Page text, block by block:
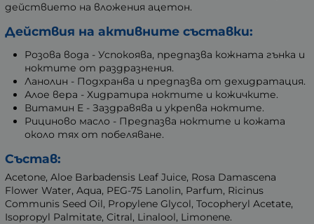
действието на вложения ацетон.
Действия на активните съставки:
Розова вода - Успокоява, предпазва кожната гънка и
ноктите от раздразнения.
Ланолин - Подхранва и предпазва от дехидратация.
Алое вера - Хидратира ноктите и кожичките.
Витамин E - Заздравява и укрепва ноктите.
Рициново масло - Предпазва ноктите и кожата
около тях от побеляване.
Състав:
Acetone, Aloe Barbadensis Leaf Juice, Rosa Damascena
Flower Water, Aqua, PEG-75 Lanolin, Parfum, Ricinus
Communis Seed Oil, Propylene Glycol, Tocopheryl Acetate,
Isopropyl Palmitate, Citral, Linalool, Limonene.